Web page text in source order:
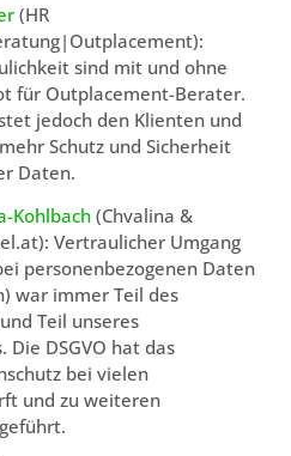
(HR
sind mit und ohne
für Outplacement-Berater.
jedoch den Klienten und
Schutz und Sicherheit
Daten.
Kohlbach (Chvalina &
Vertraulicher Umgang
personenbezogenen Daten
war immer Teil des
Teil unseres
DSGVO hat das
bei vielen
und zu weiteren